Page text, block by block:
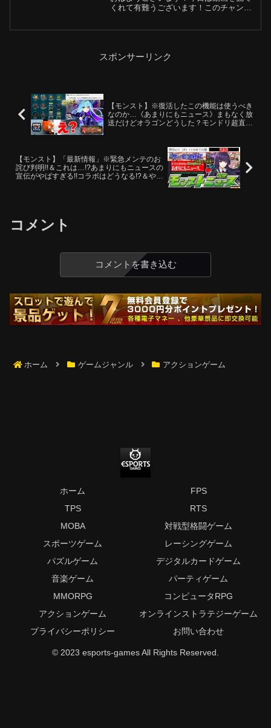
くれて有難うございます！このチャンネ
スポンサーリンク
【モンスト】※復活したこの機能は使うべき
なのか…《あまりにもニュース》まもなく放
送だけどオラゴンどうした？モンドリ超直前
【モンスト】「最新情報」※緊急メンテのお
詫び判明!!＆これは…!?あまりにもニュースの
宣伝がやばすぎる!!コラボはどうなる!?＆やは
コメント
コメントを書き込む
ホーム ゲームジャンル アクションゲーム
ホーム
FPS
TPS
RTS
MOBA
対戦型格闘ゲーム
スポーツゲーム
レーシングゲーム
パズルゲーム
デジタルカードゲーム
音楽ゲーム
パーティゲーム
MMORPG
コンピュータRPG
アクションゲーム
オンラインストラテジーゲーム
プライバシーポリシー
お問い合わせ
© 2023 esports-games All Rights Reserved.